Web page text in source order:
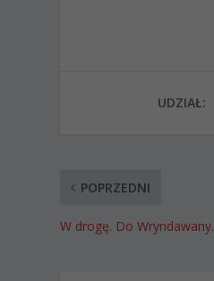
UDZIAŁ:
POPRZEDNI
W drogę. Do Wryndawany.